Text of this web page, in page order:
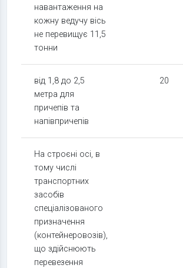
навантаження на
кожну ведучу вісь
не перевищує 11,5
тонни
від 1,8 до 2,5
метра для
причепів та
напівпричепів
20
На строєні осі, в
тому числі
транспортних
засобів
спеціалізованого
призначення
(контейнеровозів),
що здійснюють
перевезення